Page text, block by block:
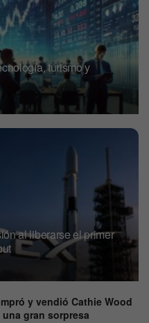
turismo y
al liberarse el primer
y vendió Cathie Wood
gran sorpresa